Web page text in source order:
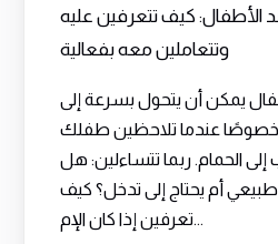
الأطفال: كيف تتعرفين عليه
وتتعاملين معه بفعالية
يمكن أن يتحول بسرعة إلى
عندما تلاحظين طفلك
إلى الحمام. ربما تتساءلين: هل
أم يحتاج إلى تدخل؟ كيف
تعرفين إذا كان الإم...